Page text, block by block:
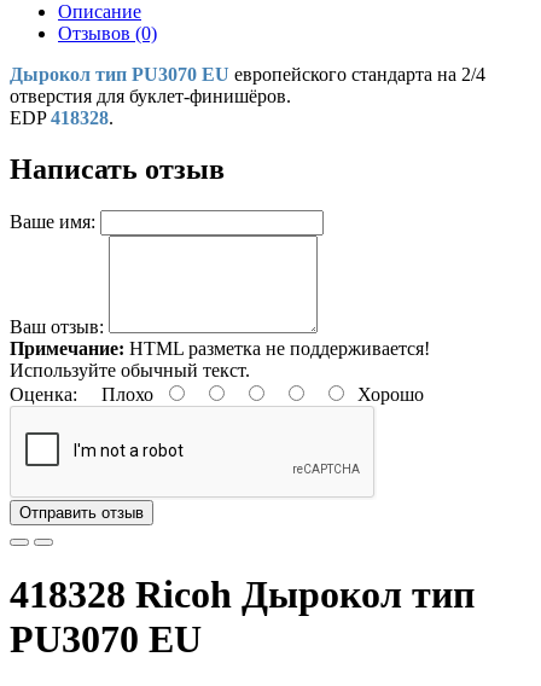
Описание
Отзывов (0)
Дырокол тип PU3070 EU европейского стандарта на 2/4
отверстия для буклет-финишёров.
EDP418328.
Написать отзыв
Ваше имя:
Ваш отзыв:
Примечание: HTML разметка не поддерживается!
Используйте обычный текст.
Оценка: Плохо Хорошо
Отправить отзыв
418328 Ricoh Дырокол тип
PU3070 EU